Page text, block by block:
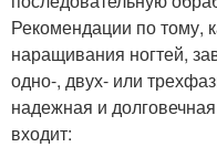
Рекомендации по тому,
наращивания ногтей,
одно-, двух- или
надежная и
входит: